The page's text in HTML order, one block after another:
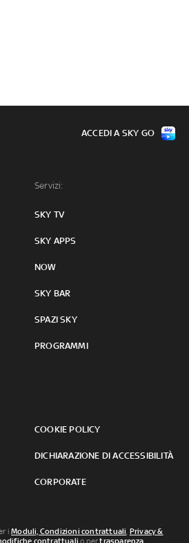
Servizi:
SKY TV
SKY APPS
NOW
SKY BAR
SPAZI SKY
PROGRAMMI
COOKIE POLICY
DICHIARAZIONE DI ACCESSIBILITÀ
CORPORATE
ACCEDI A SKY GO
iModuli, Condizioni contrattuali Privacy &
contrattuali o pertrasparenza